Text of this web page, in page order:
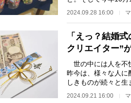
2024.09.28 16:00
「えっ？結婚
クリエイター”
世の中には人を不
昨今は、様々な人に
しきものが続々と生
2024.09.21 16:00